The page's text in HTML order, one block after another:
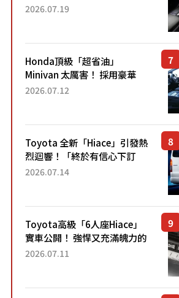
採用由「匠人技藝」打造的
2026.07.19
Honda頂級「超省油」
Minivan 太厲害！ 採用豪華
「真皮座椅」與專屬「黑色內
「三...
2026.07.12
Toyota 全新「Hiace」引發熱
烈迴響！「終於有信心下訂
了！」「哪個等級交車最
車？...
2026.07.14
Toyota高級「6人座Hiace」
實車公開！ 強悍又充滿魄力的
「全黑設計」搭配特別「豪華
2026.07.11